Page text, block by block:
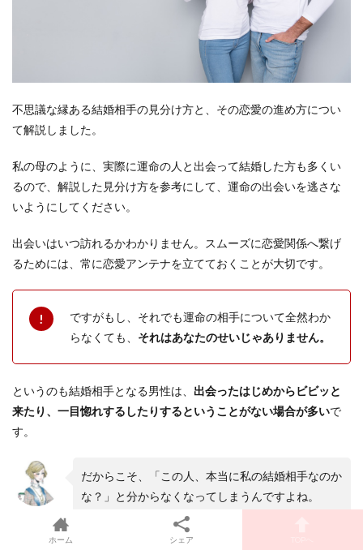
不思議な縁ある結婚相手の見分け方と、その恋愛の進め方につい
て解説しました。
私の母のように、実際に運命の人と出会って結婚した方も多くい
るので、解説した見分け方を参考にして、運命の出会いを逃さな
いようにしてください。
出会いはいつ訪れるかわかりません。スムーズに恋愛関係へ繋げ
るためには、常に恋愛アンテナを立てておくことが大切です。
ですがもし、それでも運命の相手について全然わか
らなくても、 それはあなたのせいじゃありません。
というのも結婚相手となる男性は、 出会ったはじめからビビッと
来たり、一目惚れするしたりするということがない場合が多いで
す。
Nami＠編集
だからこそ、「この人、本当に私の結婚相手なのか
な？」と分からなくなってしまうんですよね。
ホーム シェア